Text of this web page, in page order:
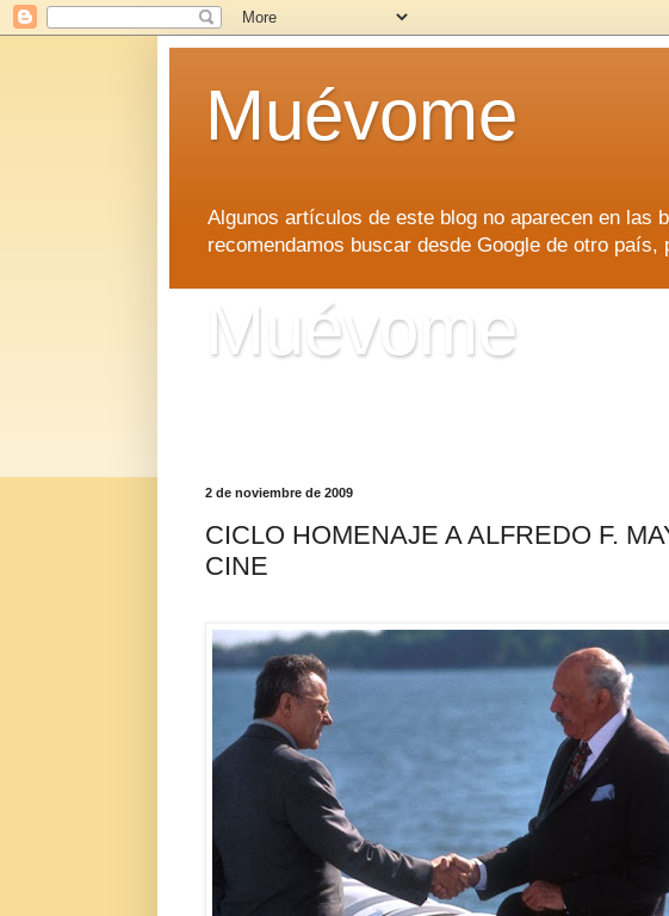
Muévome
Algunos artículos de este blog no aparecen en las
recomendamos buscar desde Google de otro país,
Muévome
2 de noviembre de 2009
CICLO HOMENAJE A ALFREDO F.
CINE